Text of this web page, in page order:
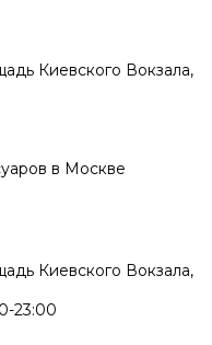
Киевского Вокзала,
в Москве
Киевского Вокзала,
23:00